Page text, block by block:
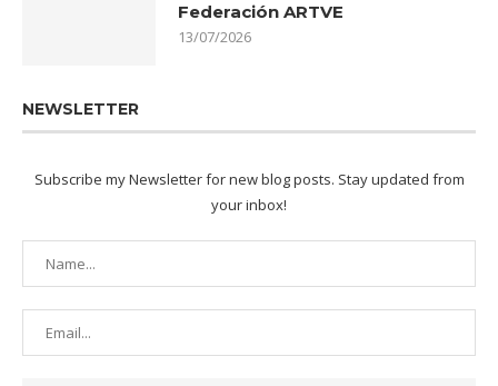
Federación ARTVE
13/07/2026
NEWSLETTER
Subscribe my Newsletter for new blog posts. Stay updated from
your inbox!